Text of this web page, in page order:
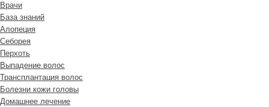
Врачи
База знаний
Алопеция
Себорея
Перхоть
Выпадение волос
Трансплантация волос
Болезни кожи головы
Домашнее лечение